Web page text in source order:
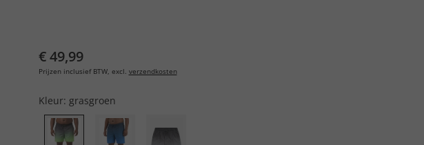
€ 49,99
Prijzen inclusief BTW, excl. verzendkosten
Kleur: grasgroen